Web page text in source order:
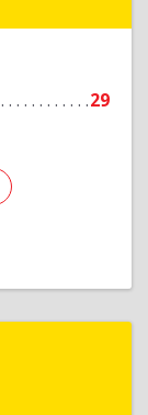
29